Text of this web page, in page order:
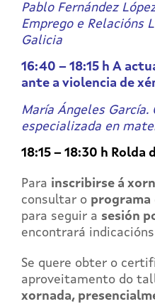
Pablo Fernández
Emprego e Relacións
Galicia
16:40 – 18:15 h A
ante a violencia de
María Ángeles García.
especializada en
18:15 – 18:30 h Rolda
Para inscribirse á
consultar o programa
para seguir a sesión
encontrará
Se quere obter o
aproveitamento do
xornada,